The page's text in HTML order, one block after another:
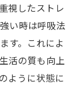
視したストレ
い時は呼吸法
す。これによ
活の質も向上
ように状態に